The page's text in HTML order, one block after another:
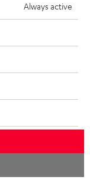
Always active